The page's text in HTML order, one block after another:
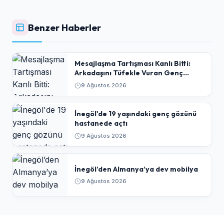
Benzer Haberler
​Mesajlaşma Tartışması Kanlı Bitti:
Arkadaşını Tüfekle Vuran Genç
Tutuklandı
9 Ağustos 2026
İnegöl'de 19 yaşındaki genç gözünü
hastanede açtı
9 Ağustos 2026
İnegöl’den Almanya’ya dev mobilya
9 Ağustos 2026